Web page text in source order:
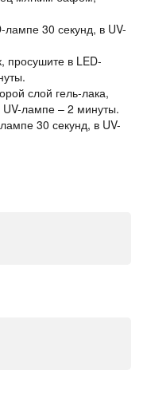
30 секунд, в UV-
просушите в LED-
слой гель-лака,
UV-лампе – 2 минуты.
30 секунд, в UV-